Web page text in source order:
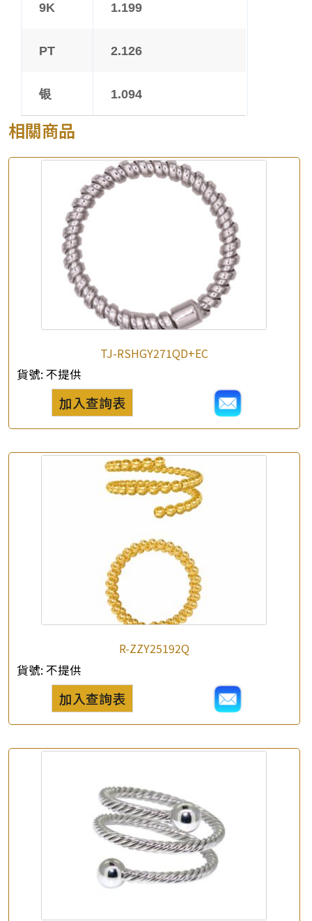
產品查詢 ×
*你的名字
公司名稱
*e-mail
查詢以下產品
9K 1.199
PT 2.126
银 1.094
相關商品
TJ-RSHGY271QD+EC
貨號: 不提供
加入查詢表
R-ZZY25192Q
貨號: 不提供
加入查詢表